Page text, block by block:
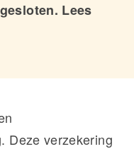
Lees
Deze verzekering